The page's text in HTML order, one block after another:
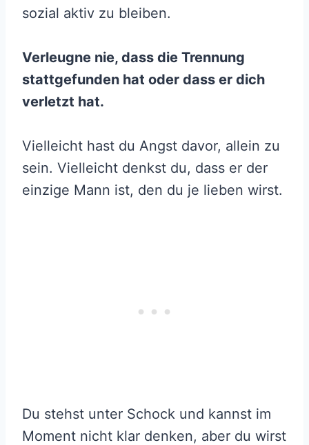
sozial aktiv zu bleiben.
Verleugne nie, dass die Trennung
stattgefunden hat oder dass er dich
verletzt hat.
Vielleicht hast du Angst davor, allein zu
sein. Vielleicht denkst du, dass er der
einzige Mann ist, den du je lieben wirst.
Du stehst unter Schock und kannst im
Moment nicht klar denken, aber du wirst